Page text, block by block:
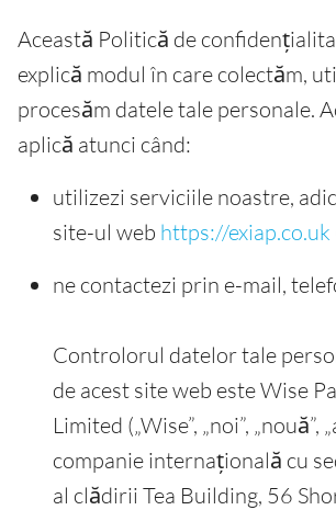
Această Politică de
explică modul în care colectăm,
procesăm datele tale personale.
aplică atunci când:
utilizezi serviciile noastre,
site-ul web https://exiap.co.uk
ne contactezi prin e-mail,
Controlorul datelor tale
de acest site web este Wise
Limited („Wise”, „noi”, „nouă”,
companie internațională cu
al clădirii Tea Building, 56